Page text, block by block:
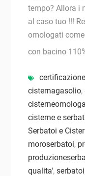
tempo? Allora i
al caso tuo !!!
omologati
con bacino
certificazione
cisternagasolio,
cisterne e
Serbatoi e
moroserbatoi,
qualita', serbatoi